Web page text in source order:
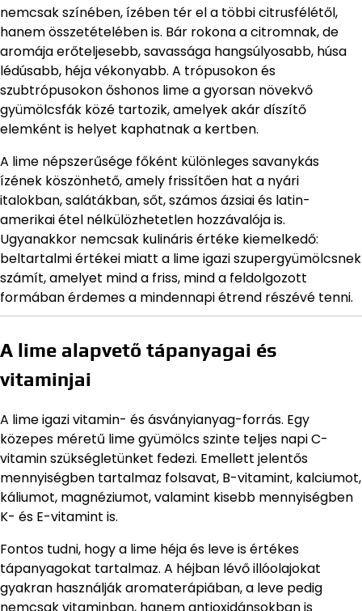
nemcsak színében, ízében tér el a többi citrusfélétől,
hanem összetételében is. Bár rokona a citromnak, de
aromája erőteljesebb, savassága hangsúlyosabb, húsa
lédúsabb, héja vékonyabb. A trópusokon és
szubtrópusokon őshonos lime a gyorsan növekvő
gyümölcsfák közé tartozik, amelyek akár díszítő
elemként is helyet kaphatnak a kertben.
A lime népszerűsége főként különleges savanykás
ízének köszönhető, amely frissítően hat a nyári
italokban, salátákban, sőt, számos ázsiai és latin-
amerikai étel nélkülözhetetlen hozzávalója is.
Ugyanakkor nemcsak kulináris értéke kiemelkedő:
beltartalmi értékei miatt a lime igazi szupergyümölcsnek
számít, amelyet mind a friss, mind a feldolgozott
formában érdemes a mindennapi étrend részévé tenni.
A lime alapvető tápanyagai és
vitaminjai
A lime igazi vitamin- és ásványianyag-forrás. Egy
közepes méretű lime gyümölcs szinte teljes napi C-
vitamin szükségletünket fedezi. Emellett jelentős
mennyiségben tartalmaz folsavat, B-vitamint, kalciumot,
káliumot, magnéziumot, valamint kisebb mennyiségben
K- és E-vitamint is.
Fontos tudni, hogy a lime héja és leve is értékes
tápanyagokat tartalmaz. A héjban lévő illóolajokat
gyakran használják aromaterápiában, a leve pedig